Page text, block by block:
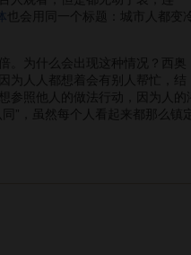
也会用同一个标题：城市人都变
为什么会出现这种情况？西奥
为人人都想着会有别人帮忙，结
照他人的做法行动，因为人的
”，虽然每个人看起来都那么镇